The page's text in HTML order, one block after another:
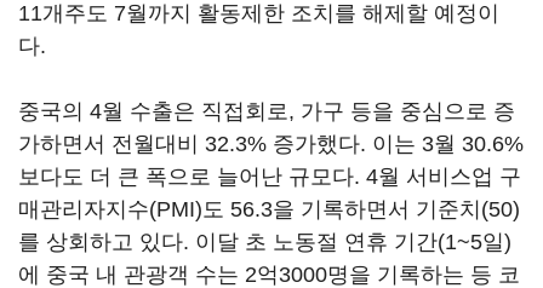
11개주도 7월까지 활동제한 조치를 해제할 예정이
다.
중국의 4월 수출은 직접회로, 가구 등을 중심으로 증
가하면서 전월대비 32.3% 증가했다. 이는 3월 30.6%
보다도 더 큰 폭으로 늘어난 규모다. 4월 서비스업 구
매관리자지수(PMI)도 56.3을 기록하면서 기준치(50)
를 상회하고 있다. 이달 초 노동절 연휴 기간(1~5일)
에 중국 내 관광객 수는 2억3000명을 기록하는 등 코